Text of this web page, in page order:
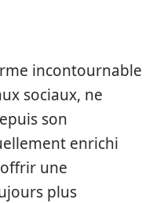
incontournable
sociaux, ne
son
enrichi
une
plus